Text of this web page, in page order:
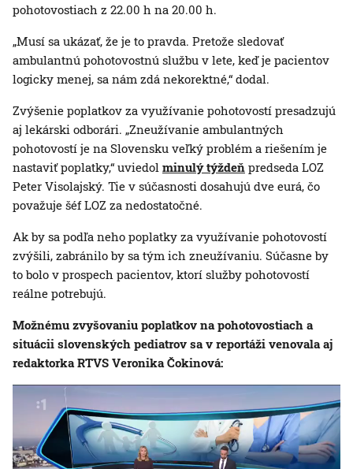
pohotovostiach z 22.00 h na 20.00 h.
„Musí sa ukázať, že je to pravda. Pretože sledovať
ambulantnú pohotovostnú službu v lete, keď je pacientov
logicky menej, sa nám zdá nekorektné,“ dodal.
Zvýšenie poplatkov za využívanie pohotovostí presadzujú
aj lekárski odborári. „Zneužívanie ambulantných
pohotovostí je na Slovensku veľký problém a riešením je
nastaviť poplatky,“ uviedol minulý týždeň predseda LOZ
Peter Visolajský. Tie v súčasnosti dosahujú dve eurá, čo
považuje šéf LOZ za nedostatočné.
Ak by sa podľa neho poplatky za využívanie pohotovostí
zvýšili, zabránilo by sa tým ich zneužívaniu. Súčasne by
to bolo v prospech pacientov, ktorí služby pohotovostí
reálne potrebujú.
Možnému zvyšovaniu poplatkov na pohotovostiach a
situácii slovenských pediatrov sa v reportáži venovala aj
redaktorka RTVS Veronika Čokinová: